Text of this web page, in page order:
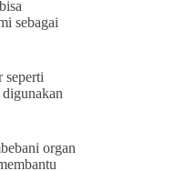
sebagai
seperti
organ